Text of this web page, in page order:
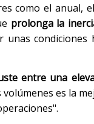
como el anual,
prolonga la
condiciones
entre una
es la